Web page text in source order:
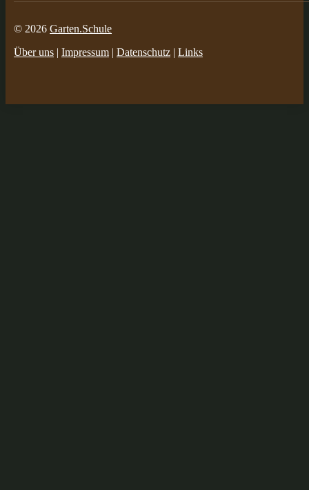
© 2026 Garten.Schule
Über uns | Impressum | Datenschutz | Links